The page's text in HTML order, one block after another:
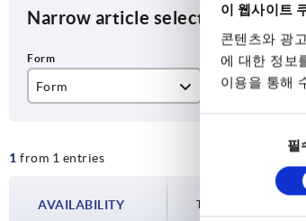
이 웹사이트
콘텐츠와 광
에 대한 정보
이용을 통해
필
Narrow article selection
Form
1 from 1 entries
AVAILABILITY The availabilities are